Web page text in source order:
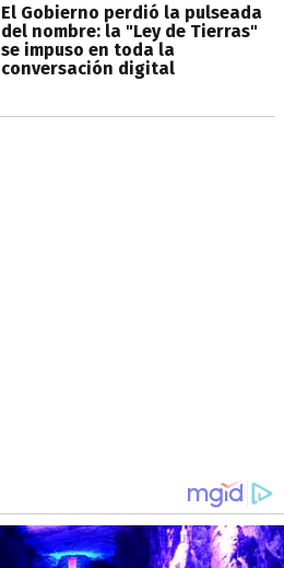
El Gobierno perdió la pulseada
del nombre: la "Ley de Tierras"
se impuso en toda la
conversación digital